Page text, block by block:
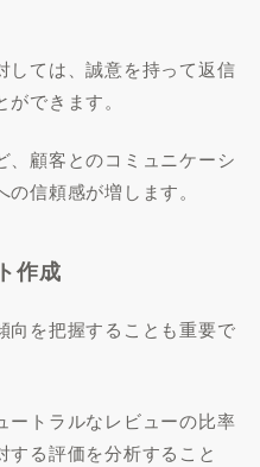
しては、誠意を持って返信
できます。
、顧客とのコミュニケーシ
信頼感が増します。
作成
向を把握することも重要で
ートラルなレビューの比率
る評価を分析すること